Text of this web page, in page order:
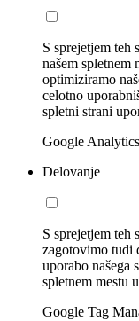
S sprejetjem teh
našem spletnem
optimiziramo
celotno
spletni strani
Google
Delovanje
S sprejetjem
zagotovimo tudi
uporabo našega
spletnem mestu
Google Tag